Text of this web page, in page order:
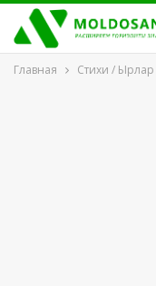
Главная Стихи / Ырлар